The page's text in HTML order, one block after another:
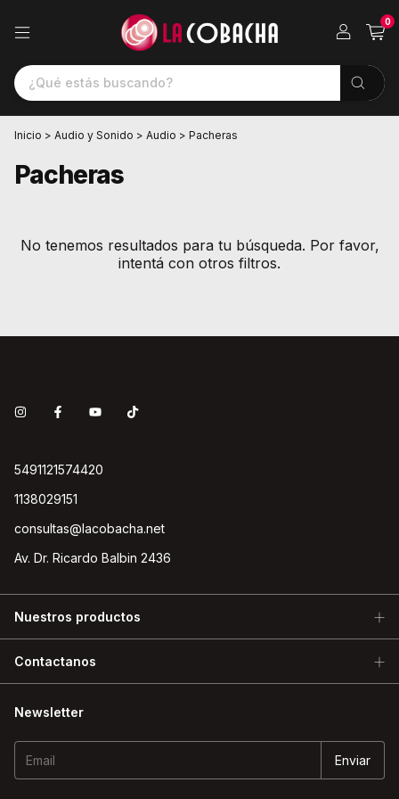
0
Inicio > Audio y Sonido > Audio > Pacheras
Pacheras
No tenemos resultados para tu búsqueda. Por favor,
intentá con otros filtros.
5491121574420
1138029151
consultas@lacobacha.net
Av. Dr. Ricardo Balbin 2436
Nuestros productos
Contactanos
Newsletter